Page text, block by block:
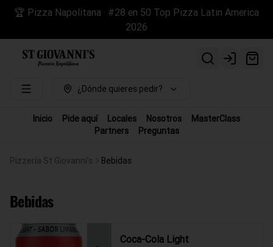
🏆 Pizza Napolitana · #28 en 50 Top Pizza Latin America
2026
Login
¿Dónde quieres pedir?
Inicio Pide aquí Locales Nosotros
MasterClass
Partners
Preguntas
Pizzería St Giovanni’s Bebidas
Bebidas
Coca-Cola Light